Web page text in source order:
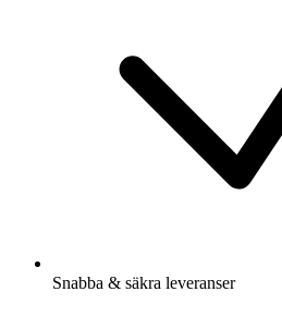
Snabba & säkra leveranser